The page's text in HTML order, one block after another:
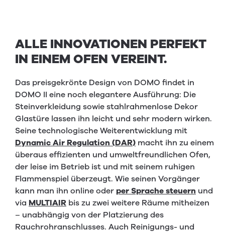
ALLE INNOVATIONEN PERFEKT
IN EINEM OFEN VEREINT.
Das preisgekrönte Design von DOMO findet in
DOMO II eine noch elegantere Ausführung: Die
Steinverkleidung sowie stahlrahmenlose Dekor
Glastüre lassen ihn leicht und sehr modern wirken.
Seine technologische Weiterentwicklung mit
Dynamic Air Regulation (DAR) macht ihn zu einem
überaus effizienten und umweltfreundlichen Ofen,
der leise im Betrieb ist und mit seinem ruhigen
Flammenspiel überzeugt. Wie seinen Vorgänger
kann man ihn online oder per Sprache steuern und
via MULTIAIR bis zu zwei weitere Räume mitheizen
– unabhängig von der Platzierung des
Rauchrohranschlusses. Auch Reinigungs- und